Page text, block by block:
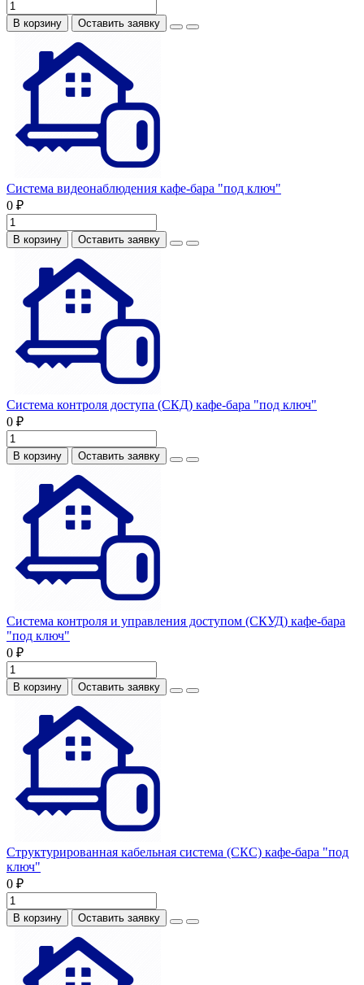
В корзину Оставить заявку
Система видеонаблюдения кафе-бара "под ключ"
0 ₽
В корзину Оставить заявку
Система контроля доступа (СКД) кафе-бара "под ключ"
0 ₽
В корзину Оставить заявку
Система контроля и управления доступом (СКУД) кафе-бара
"под ключ"
0 ₽
В корзину Оставить заявку
Структурированная кабельная система (СКС) кафе-бара "под
ключ"
0 ₽
В корзину Оставить заявку